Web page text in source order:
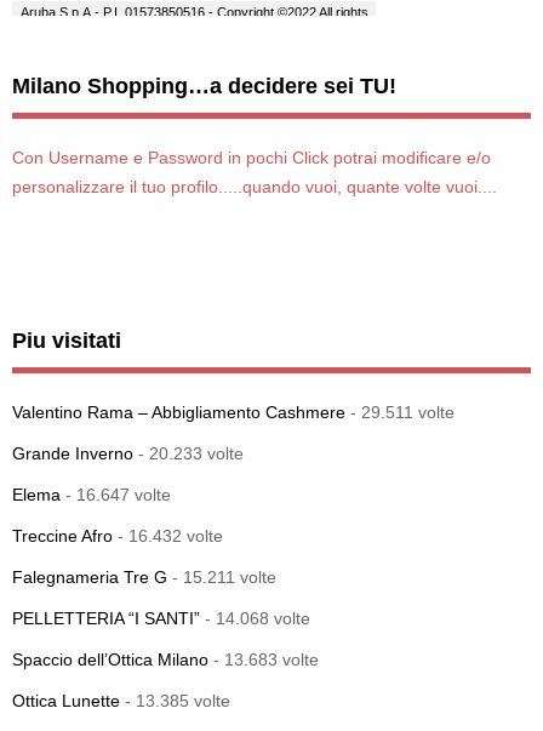
Milano Shopping…a decidere sei TU!
Con Username e Password in pochi Click potrai modificare e/o
personalizzare il tuo profilo.....quando vuoi, quante volte vuoi....
Piu visitati
Valentino Rama – Abbigliamento Cashmere - 29.511 volte
Grande Inverno - 20.233 volte
Elema - 16.647 volte
Treccine Afro - 16.432 volte
Falegnameria Tre G - 15.211 volte
PELLETTERIA “I SANTI” - 14.068 volte
Spaccio dell’Ottica Milano - 13.683 volte
Ottica Lunette - 13.385 volte